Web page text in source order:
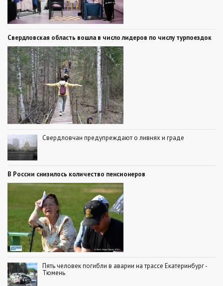
Свердловская область вошла в число лидеров по числу турпоездок
Свердловчан предупреждают о ливнях и граде
В России снизилось количество пенсионеров
Пять человек погибли в аварии на трассе Екатеринбург -
Тюмень